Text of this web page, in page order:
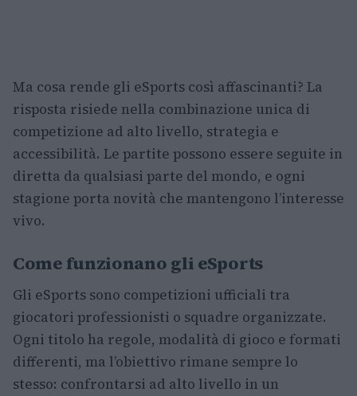
Ma cosa rende gli eSports così affascinanti? La
risposta risiede nella combinazione unica di
competizione ad alto livello, strategia e
accessibilità. Le partite possono essere seguite in
diretta da qualsiasi parte del mondo, e ogni
stagione porta novità che mantengono l’interesse
vivo.
Come funzionano gli eSports
Gli eSports sono competizioni ufficiali tra
giocatori professionisti o squadre organizzate.
Ogni titolo ha regole, modalità di gioco e formati
differenti, ma l’obiettivo rimane sempre lo
stesso: confrontarsi ad alto livello in un